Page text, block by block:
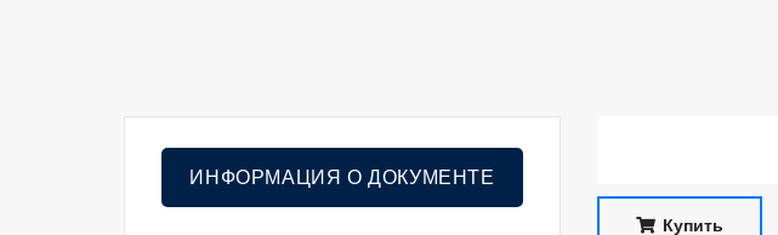
ИНФОРМАЦИЯ О ДОКУМЕНТЕ
Купить